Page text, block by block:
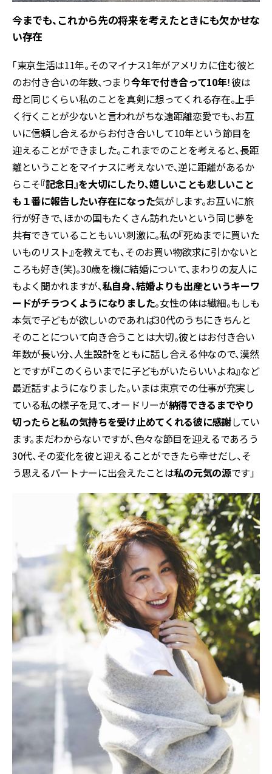
今までも、これから先の将来を考えたときにも欠かせな
い存在
「東京生活は11年。そのマイナス1年がアメリカに住む彼と
のお付き合いの年数、つまり今年で付き合って10年！彼は
母と同じくらい私のことを真剣に想ってくれる存在。上手
く行くことが少ないと言われがちな遠距離恋愛でも、お互
いに信頼し合えるからお付き合いして10年という節目を
迎えることができました。これまでのことを考えると、長距
離ということをマイナスに考えないで、逆に距離があるか
らこそ『記念日』を大切にしたり、嬉しいことも悲しいこと
も１番に報告したい存在になった気がします。お互いに旅
行が好きで、ほかの国もたくさん訪れたいという同じ夢を
共有できていることもいい刺激に。私の『死ぬまでに買いた
いものリスト』を教えても、そのお買い物欲求に引かないと
ころも好き(笑)。30歳を機に結婚について、まわりの友人に
もよく聞かれますが、私自身、結婚よりも出産というキーワ
ードがチラつくようになりました。女性の体は繊細。もしも
本気で子どもが欲しいのであれば30代のうちにきちんと
そのことについて向き合うことは大切。彼とはお付き合い
年数が長い分、人生設計をともに話し合える仲なので、漠然
とですが『このくらいまでに子どもがいたらいいよね』など
最近話すようになりました。いまは東京での仕事が充実し
ている私の様子を見て、オードリーが納得できるまでやり
切ったらと私の気持ちを受け止めてくれる彼に感謝してい
ます。まだわからないですが、色々な節目を迎えるであろう
30代、その変化を彼と迎えることができたら幸せだし、そ
う思えるパートナーに出会えたことは私の元気の源です」